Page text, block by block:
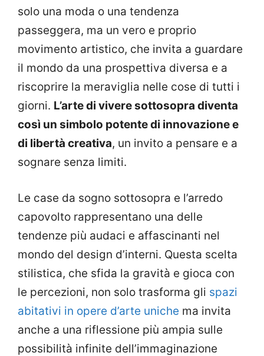
solo una moda o una tendenza
passeggera, ma un vero e proprio
movimento artistico, che invita a guardare
il mondo da una prospettiva diversa e a
riscoprire la meraviglia nelle cose di tutti i
giorni. L’arte di vivere sottosopra diventa
così un simbolo potente di innovazione e
di libertà creativa, un invito a pensare e a
sognare senza limiti.
Le case da sogno sottosopra e l’arredo
capovolto rappresentano una delle
tendenze più audaci e affascinanti nel
mondo del design d’interni. Questa scelta
stilistica, che sfida la gravità e gioca con
le percezioni, non solo trasforma gli spazi
abitativi in opere d’arte uniche ma invita
anche a una riflessione più ampia sulle
possibilità infinite dell’immaginazione